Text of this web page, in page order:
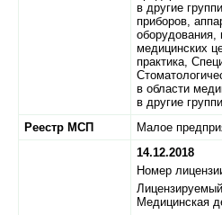
в другие
приборов,
оборудования,
медицинских
практика,
в области
в другие
Реестр МСП
Малое
14.12.2018
Номер
Медицинская